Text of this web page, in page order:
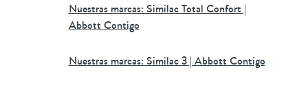
Nuestras marcas: Similac Total Confort |
Abbott Contigo
Nuestras marcas: Similac 3 | Abbott Contigo